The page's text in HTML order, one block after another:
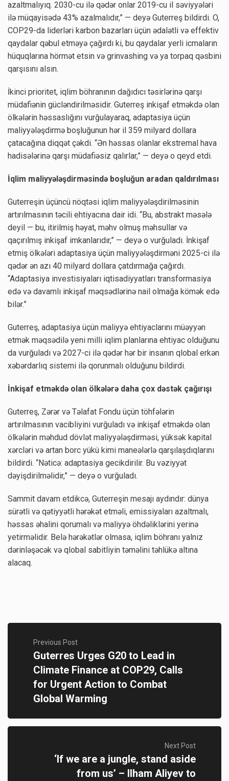
azaltmalıyıq. 2030-cu ilə qədər onlar 2019-cu il səviyyələri
ilə müqayisədə 43% azalmalıdır,” — deyə Guterreş bildirdi. O,
COP29-da liderləri karbon bazarları üçün ədalətli və effektiv
qaydalar qəbul etməyə çağırdı ki, bu qaydalar yerli icmaların
hüquqlarına hörmət etsin və grinvashing və ya torpaq qəsbini
qarşısını alsın.
İkinci prioritet, iqlim böhranının dağıdıcı təsirlərinə qarşı
müdafiənin gücləndirilməsidir. Guterreş inkişaf etməkdə olan
ölkələrin həssaslığını vurğulayaraq, adaptasiya üçün
maliyyələşdirmə boşluğunun hər il 359 milyard dollara
çatacağına diqqət çəkdi. “Ən həssas olanlar ekstremal hava
hadisələrinə qarşı müdafiəsiz qalırlar,” — deyə o qeyd etdi.
İqlim maliyyələşdirməsində boşluğun aradan qaldırılması
Guterreşin üçüncü nöqtəsi iqlim maliyyələşdirilməsinin
artırılmasının təcili ehtiyacına dair idi. “Bu, abstrakt məsələ
deyil — bu, itirilmiş həyat, məhv olmuş məhsullar və
qaçırılmış inkişaf imkanlarıdır,” — deyə o vurğuladı. İnkişaf
etmiş ölkələri adaptasiya üçün maliyyələşdirməni 2025-ci ilə
qədər ən azı 40 milyard dollara çatdırmağa çağırdı.
“Adaptasiya investisiyaları iqtisadiyyatları transformasiya
edə və davamlı inkişaf məqsədlərinə nail olmağa kömək edə
bilər.”
Guterreş, adaptasiya üçün maliyyə ehtiyaclarını müəyyən
etmək məqsədilə yeni milli iqlim planlarına ehtiyac olduğunu
da vurğuladı və 2027-ci ilə qədər hər bir insanın qlobal erkən
xəbərdarlıq sistemi ilə qorunmalı olduğunu bildirdi.
İnkişaf etməkdə olan ölkələrə daha çox dəstək çağırışı
Guterreş, Zərər və Təlafat Fondu üçün töhfələrin
artırılmasının vacibliyini vurğuladı və inkişaf etməkdə olan
ölkələrin məhdud dövlət maliyyələşdirməsi, yüksək kapital
xərcləri və artan borc yükü kimi maneələrlə qarşılaşdıqlarını
bildirdi. “Nəticə: adaptasiya gecikdirilir. Bu vəziyyət
dəyişdirilməlidir,” — deyə o vurğuladı.
Sammit davam etdikcə, Guterreşin mesajı aydındır: dünya
sürətli və qətiyyətli hərəkət etməli, emissiyaları azaltmalı,
həssas əhalini qorumalı və maliyyə öhdəliklərini yerinə
yetirməlidir. Belə hərəkətlər olmasa, iqlim böhranı yalnız
dərinləşəcək və qlobal sabitliyin təməlini təhlükə altına
alacaq.
Previous Post
Guterres Urges G20 to Lead in
Climate Finance at COP29, Calls
for Urgent Action to Combat
Global Warming
Next Post
‘If we are a jungle, stand aside
from us’ – Ilham Aliyev to